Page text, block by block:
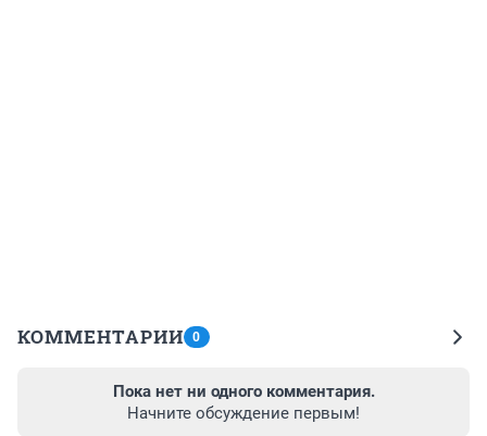
КОММЕНТАРИИ 0
Пока нет ни одного комментария.
Начните обсуждение первым!